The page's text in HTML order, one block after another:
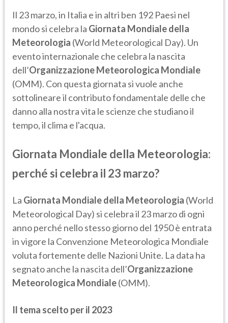
Il 23 marzo, in Italia e in altri ben 192 Paesi nel
mondo si celebra la Giornata Mondiale della
Meteorologia (World Meteorological Day). Un
evento internazionale che celebra la nascita
dell’Organizzazione Meteorologica Mondiale
(OMM). Con questa giornata si vuole anche
sottolineare il contributo fondamentale delle che
danno alla nostra vita le scienze che studiano il
tempo, il clima e l'acqua.
Giornata Mondiale della Meteorologia:
perché si celebra il 23 marzo?
La Giornata Mondiale della Meteorologia (World
Meteorological Day) si celebra il 23 marzo di ogni
anno perché nello stesso giorno del 1950 è entrata
in vigore la Convenzione Meteorologica Mondiale
voluta fortemente delle Nazioni Unite. La data ha
segnato anche la nascita dell’Organizzazione
Meteorologica Mondiale(OMM).
Il tema scelto per il 2023